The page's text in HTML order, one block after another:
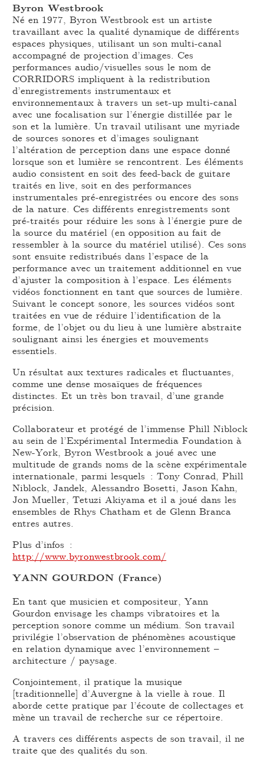
Byron Westbrook
Né en 1977, Byron Westbrook est un artiste
travaillant avec la qualité dynamique de différents
espaces physiques, utilisant un son multi-canal
accompagné de projection d’images. Ces
performances audio/visuelles sous le nom de
CORRIDORS impliquent à la redistribution
d’enregistrements instrumentaux et
environnementaux à travers un set-up multi-canal
avec une focalisation sur l’énergie distillée par le
son et la lumière. Un travail utilisant une myriade
de sources sonores et d’images soulignant
l’altération de perception dans une espace donné
lorsque son et lumière se rencontrent. Les éléments
audio consistent en soit des feed-back de guitare
traités en live, soit en des performances
instrumentales pré-enregistrées ou encore des sons
de la nature. Ces différents enregistrements sont
pré-traités pour réduire les sons à l’énergie pure de
la source du matériel (en opposition au fait de
ressembler à la source du matériel utilisé). Ces sons
sont ensuite redistribués dans l’espace de la
performance avec un traitement additionnel en vue
d’ajuster la composition à l’espace. Les éléments
vidéos fonctionnent en tant que sources de lumière.
Suivant le concept sonore, les sources vidéos sont
traitées en vue de réduire l’identification de la
forme, de l’objet ou du lieu à une lumière abstraite
soulignant ainsi les énergies et mouvements
essentiels.
Un résultat aux textures radicales et fluctuantes,
comme une dense mosaïques de fréquences
distinctes. Et un très bon travail, d’une grande
précision.
Collaborateur et protégé de l’immense Phill Niblock
au sein de l’Expérimental Intermedia Foundation à
New-York, Byron Westbrook a joué avec une
multitude de grands noms de la scène expérimentale
internationale, parmi lesquels : Tony Conrad, Phill
Niblock, Jandek, Alessandro Bosetti, Jason Kahn,
Jon Mueller, Tetuzi Akiyama et il a joué dans les
ensembles de Rhys Chatham et de Glenn Branca
entres autres.
Plus d’infos :
http://www.byronwestbrook.com/
YANN GOURDON (France)
En tant que musicien et compositeur, Yann
Gourdon envisage les champs vibratoires et la
perception sonore comme un médium. Son travail
privilégie l’observation de phénomènes acoustique
en relation dynamique avec l’environnement –
architecture / paysage.
Conjointement, il pratique la musique
[traditionnelle] d’Auvergne à la vielle à roue. Il
aborde cette pratique par l’écoute de collectages et
mène un travail de recherche sur ce répertoire.
A travers ces différents aspects de son travail, il ne
traite que des qualités du son.